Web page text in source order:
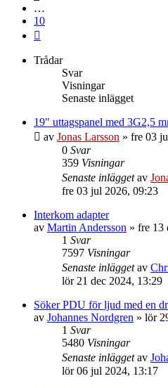
…
10
Trådar
Svar
Visningar
Senaste inlägget
19" uttagspanel med 3G2,5
av Jonas Larsson » fre 03
0 Svar
359 Visningar
Senaste inläggetav
fre 03 jul 2026, 09:23
Interkom adapter
av Martin Andersson » fre 13
1 Svar
7597 Visningar
Senaste inläggetav
lör 21 dec 2024, 13:29
Söker PDU för ljud med en
av Johannes Nordgren » lör
1 Svar
5480 Visningar
Senaste inläggetav
lör 06 jul 2024, 13:17